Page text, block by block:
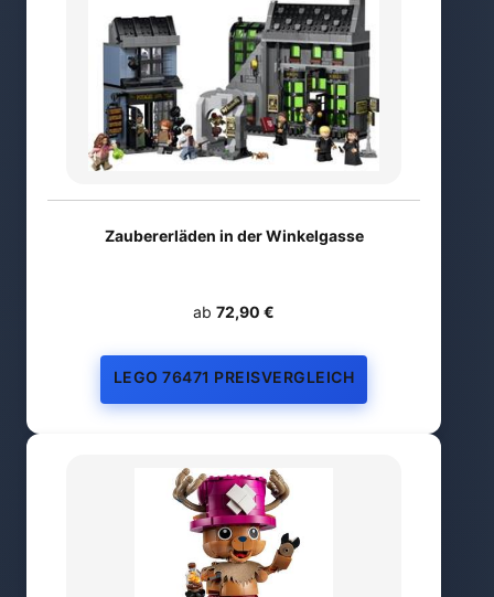
Zaubererläden in der Winkelgasse
ab 72,90 €
LEGO 76471 PREISVERGLEICH